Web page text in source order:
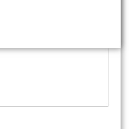
и соответсвует
плату Вы можете
наших каталогов.
Верхний сувальдный,